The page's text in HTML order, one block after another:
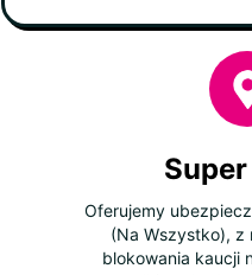
Oferujemy
(Na Wszystko), z
blokowania kaucji